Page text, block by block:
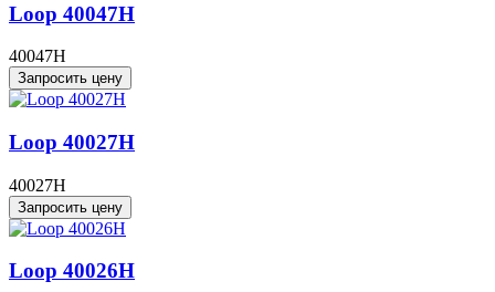
Loop 40047H
40047H
Запросить цену
Loop 40027H
40027H
Запросить цену
Loop 40026H